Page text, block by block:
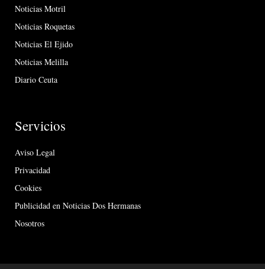
Noticias Motril
Noticias Roquetas
Noticias El Ejido
Noticias Melilla
Diario Ceuta
Servicios
Aviso Legal
Privacidad
Cookies
Publicidad en Noticias Dos Hermanas
Nosotros